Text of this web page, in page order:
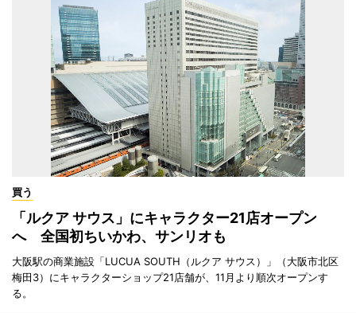
買う
「ルクア サウス」にキャラクター21店オープン
へ 全国初ちいかわ、サンリオも
大阪駅の商業施設「LUCUA SOUTH（ルクア サウス）」（大阪市北区
梅田3）にキャラクターショップ21店舗が、11月より順次オープンす
る。